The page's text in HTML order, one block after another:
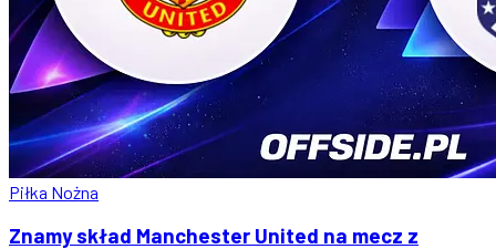
Piłka Nożna
Znamy skład Manchester United na mecz z